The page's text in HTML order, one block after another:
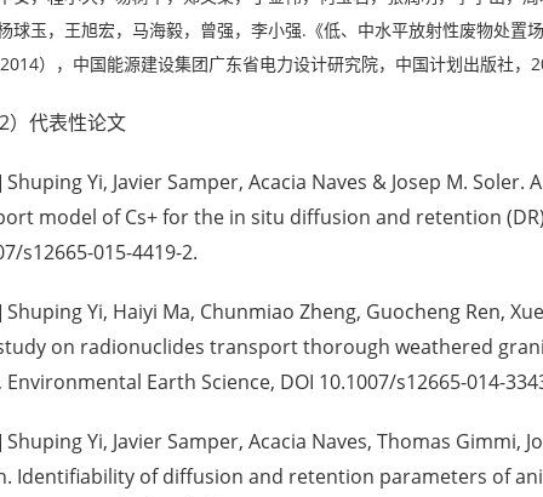
球玉，王旭宏，马海毅，曾强，李小强.《低、中水平放射性废物处置
），中国能源建设集团广东省电力设计研究院，中国计划出版社，
2）代表性论文
Shuping Yi, Javier Samper, Acacia Naves & Josep M. Soler.
model of Cs+ for the in situ diffusion and retention
s12665-015-4419-2.
Shuping Yi, Haiyi Ma, Chunmiao Zheng, Guocheng Ren,
on radionuclides transport thorough weathered
Environmental Earth Science, DOI 10.1007/s12665-014-
Shuping Yi, Javier Samper, Acacia Naves, Thomas Gimmi,
Identifiability of diffusion and retention parameters of